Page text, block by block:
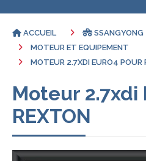
ACCUEIL SSANGYONG
MOTEUR ET EQUIPEMENT
MOTEUR 2.7XDI EURO4 POUR
Moteur 2.7xdi
REXTON